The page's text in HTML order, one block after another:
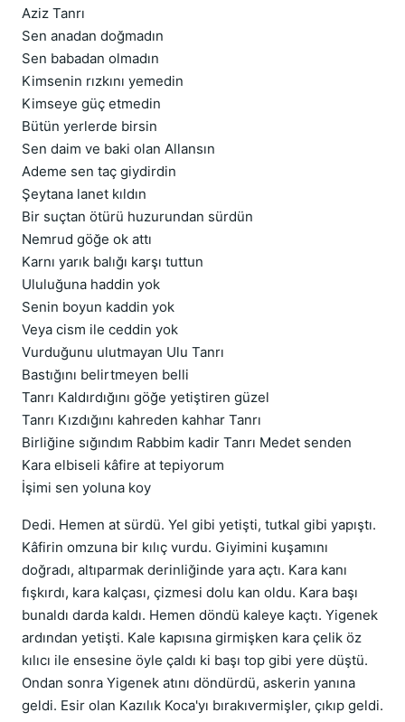
Aziz Tanrı
Sen anadan doğmadın
Sen babadan olmadın
Kimsenin rızkını yemedin
Kimseye güç etmedin
Bütün yerlerde birsin
Sen daim ve baki olan Allansın
Ademe sen taç giydirdin
Şeytana lanet kıldın
Bir suçtan ötürü huzurundan sürdün
Nemrud göğe ok attı
Karnı yarık balığı karşı tuttun
Ululuğuna haddin yok
Senin boyun kaddin yok
Veya cism ile ceddin yok
Vurduğunu ulutmayan Ulu Tanrı
Bastığını belirtmeyen belli
Tanrı Kaldırdığını göğe yetiştiren güzel
Tanrı Kızdığını kahreden kahhar Tanrı
Birliğine sığındım Rabbim kadir Tanrı Medet senden
Kara elbiseli kâfire at tepiyorum
İşimi sen yoluna koy
Dedi. Hemen at sürdü. Yel gibi yetişti, tutkal gibi yapıştı.
Kâfirin omzuna bir kılıç vurdu. Giyimini kuşamını
doğradı, altıparmak derinliğinde yara açtı. Kara kanı
fışkırdı, kara kalçası, çizmesi dolu kan oldu. Kara başı
bunaldı darda kaldı. Hemen döndü kaleye kaçtı. Yigenek
ardından yetişti. Kale kapısına girmişken kara çelik öz
kılıcı ile ensesine öyle çaldı ki başı top gibi yere düştü.
Ondan sonra Yigenek atını döndürdü, askerin yanına
geldi. Esir olan Kazılık Koca'yı bırakıvermişler, çıkıp geldi.